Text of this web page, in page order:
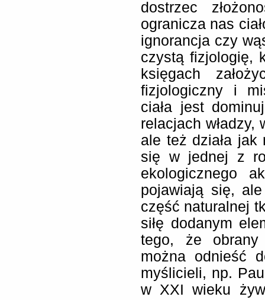
dostrzec
ogranicza nas
ignorancja czy
czystą fizjologię,
księgach
fizjologiczny i
ciała jest
relacjach władzy,
ale też działa jak
się w jednej z
ekologicznego
pojawiają się,
część naturalnej
siłę dodanym
tego, że obrany
można odnieść
myślicieli, np.
w XXI wieku